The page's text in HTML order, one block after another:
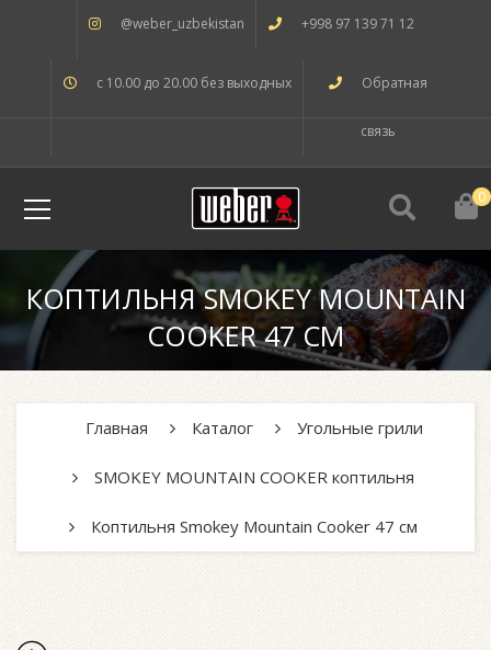
@weber_uzbekistan +998 97 139 71 12
с 10.00 до 20.00 без выходных Обратная
связь
0
КОПТИЛЬНЯ SMOKEY MOUNTAIN
COOKER 47 СМ
Главная Каталог Угольные грили
SMOKEY MOUNTAIN COOKER коптильня
Коптильня Smokey Mountain Cooker 47 см